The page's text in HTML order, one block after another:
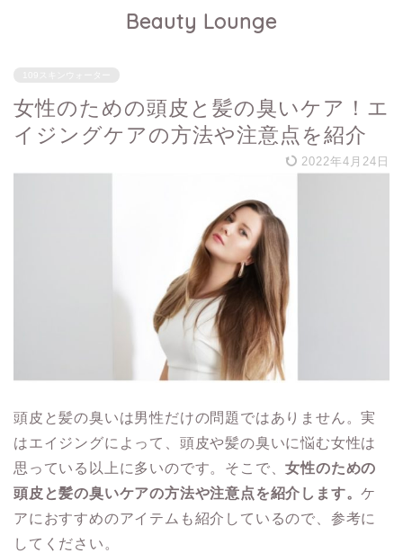
Beauty Lounge
女性のための頭皮と髪の臭いケア！エ
イジングケアの方法や注意点を紹介
2022年4月24日
頭皮と髪の臭いは男性だけの問題ではありません。実
はエイジングによって、頭皮や髪の臭いに悩む女性は
思っている以上に多いのです。そこで、女性のための
頭皮と髪の臭いケアの方法や注意点を紹介します。ケ
アにおすすめのアイテムも紹介しているので、参考に
してください。